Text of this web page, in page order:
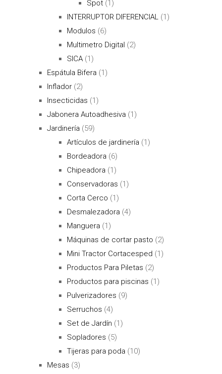
Spot (1)
INTERRUPTOR DIFERENCIAL
(1)
Modulos (6)
Multimetro Digital (2)
SICA (1)
Espátula Bifera (1)
Inflador (2)
Insecticidas (1)
Jabonera Autoadhesiva (1)
Jardinería (59)
Artículos de jardinería (1)
Bordeadora (6)
Chipeadora (1)
Conservadoras (1)
Corta Cerco (1)
Desmalezadora (4)
Manguera (1)
Máquinas de cortar pasto (2)
Mini Tractor Cortacesped (1)
Productos Para Piletas (2)
Productos para piscinas (1)
Pulverizadores (9)
Serruchos (4)
Set de Jardín (1)
Sopladores (5)
Tijeras para poda (10)
Mesas (3)